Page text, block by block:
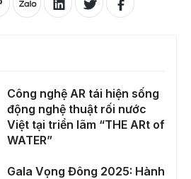
Công nghệ AR tái hiện sống
động nghệ thuật rối nước
Việt tại triển lãm “THE ARt of
WATER”
Gala Vọng Đông 2025: Hành